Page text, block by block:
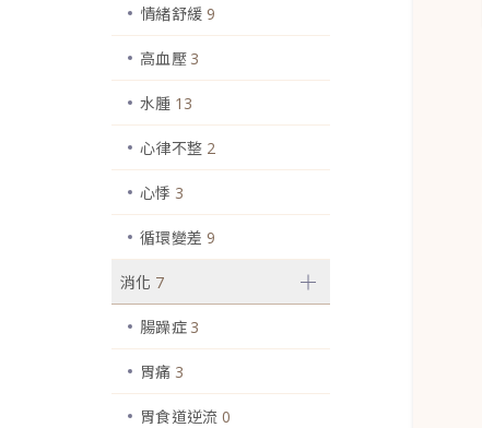
情緒舒緩 9
高血壓 3
水腫 13
心律不整 2
心悸 3
循環變差 9
消化 7
腸躁症 3
胃痛 3
胃食道逆流 0